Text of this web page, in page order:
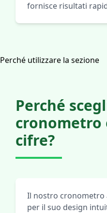
fornisce risultati
Perché utilizzare la sezione
Perché
cronometro
cifre?
Il nostro cronometro
per il suo design